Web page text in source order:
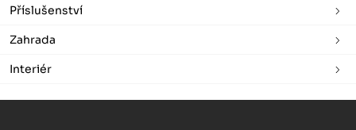
Příslušenství
Zahrada
Interiér